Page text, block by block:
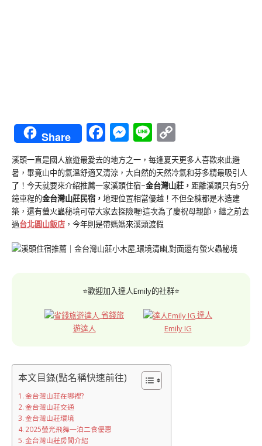
Share Facebook
Messenger
Line
Link
溪頭一直是國人旅遊最愛去的地方之一，每逢夏天更多人喜歡來此避
暑，畢竟山中的氣溫舒適又清涼，大自然的天然冷氣和芬多精最吸引人
了！今天就要來介紹推薦一家溪頭住宿~金台灣山莊， 距離溪頭只有5分
鐘車程的金台灣山莊民宿， 地理位置相當優越！不但全棟都是木造建
築，還有螢火蟲秘境可帶大家去探險喔!這次為了慶祝母親節，繼之前去
過台北圓山飯店 ，今年則是帶媽媽來溪頭渡假
⭐歡迎加入達人Emily的社群⭐
省錢旅
遊達人
達人
Emily IG
本文目錄(點名稱快速前往)
金台灣山莊在哪裡?
金台灣山莊交通
金台灣山莊環境
2025螢光飛舞一泊二食優惠
金台灣山莊房間介紹